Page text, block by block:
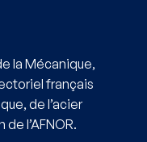
la Mécanique,
français
de l’acier
l’AFNOR.